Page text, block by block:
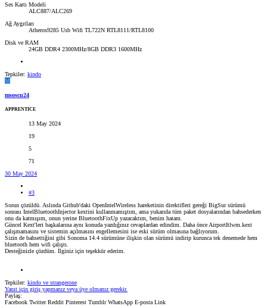
Ses Kartı Modeli
ALC887/ALC269
Ağ Aygıtları
Atheros9285 Usb Wifi TL722N RTL8111/RTL8100
Disk ve RAM
24GB DDR4 2300MHz/8GB DDR3 1600MHz
Tepkiler: kindo
M
msoscu24
APPRENTICE
13 May 2024
19
5
71
30 May 2024
#3
Sorun çözüldü. Aslında Github'daki OpenIntelWireless hareketinin direktifleri gereği BigSur sürümü
sonrası IntelBluetoothInjector kextini kullanmamıştım, ama yukarıda tüm paket dosyalarından bahsederken
onu da katmışım, onun yerine BluetoothFixUp yazacaktım, benim hatam.
Güncel Kext'leri başkalarına aynı konuda yazdığınız cevaplardan edindim. Daha önce AirportItlwm.kext
çalışmamasını ve sistemin açılmasını engellemesini ise eski sürüm olmasına bağlıyorum.
Sizin de bahsettiğini gibi Sonoma 14.4 sürümüne ilişkin olan sürümü indirip kurunca tek denemede hem
bluetooth hem wifi çalıştı.
Desteğinizle çözdüm. İlginiz için teşekkür ederim.
Tepkiler: kindo ve strangerone
Yanıt için giriş yapmanız veya üye olmanız gerekir.
Paylaş:
Facebook Twitter Reddit Pinterest Tumblr WhatsApp E-posta Link